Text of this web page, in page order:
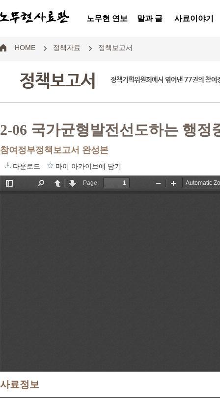
노무현 연보 말과 글 사료이야기
HOME 정책자료 정책보고서
정책보고서 정책기획위원회에서 엮어낸 77권의 참여
2-06 국가균형발전선도하는 행정
참여정부정책보고서 완성본
다운로드 마이 아카이브에 담기
사료정보